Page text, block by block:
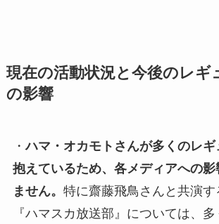
現在の活動状況と今後のレギ
の影響
・ハマ・オカモトさんが多くのレギ
抱えているため、各メディアへの
ません。 特に齋藤飛鳥さんと共演す
『ハマスカ放送部』については、